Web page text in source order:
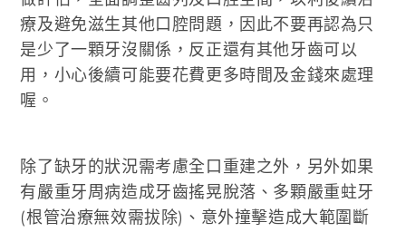
療及避免滋生其他口腔問題，因此不要再認為只
是少了一顆牙沒關係，反正還有其他牙齒可以
用，小心後續可能要花費更多時間及金錢來處理
喔。
除了缺牙的狀況需考慮全口重建之外，另外如果
有嚴重牙周病造成牙齒搖晃脫落、多顆嚴重蛀牙
(根管治療無效需拔除)、意外撞擊造成大範圍斷